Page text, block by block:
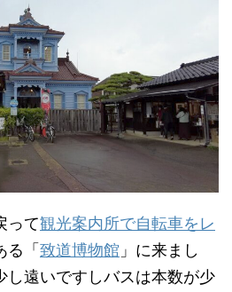
って観光案内所で自転車をレ
る「致道博物館 」に来まし
し遠いですしバスは本数が少